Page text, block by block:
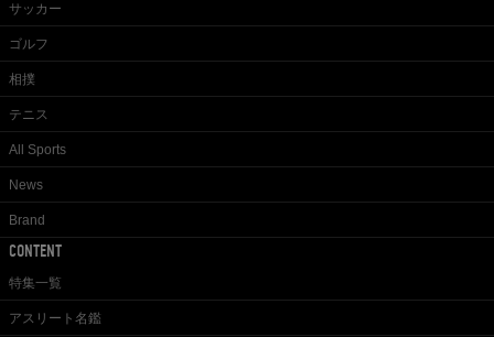
サッカー
ゴルフ
相撲
テニス
All Sports
News
Brand
CONTENT
特集一覧
アスリート名鑑